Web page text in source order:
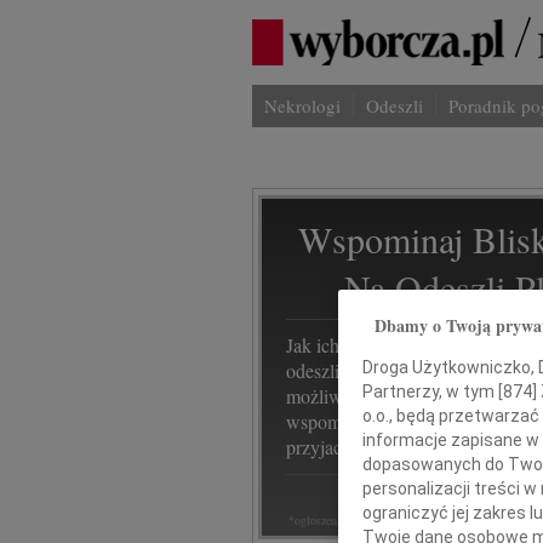
Nekrologi Odeszli Poradnik
Wspominaj
Na
Jak ich zapamiętaliśmy? Serwis
odeszli.pl z Grupy Wyborcza, to
możliwość stworzenia unikalnego
wspomnienia. Dziel się nim z
przyjaciółmi.
*ogłoszenie
Dbamy o Twoją
Droga Użytkowniczko,
Partnerzy, w tym [ 874
o.o., będą
informacje zapisane
dopasowanych do
personalizacji treści w
ograniczyć jej zakres
Twoje dane osobowe